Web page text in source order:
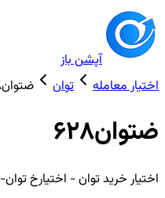
آپشن باز
اختیار معامله
توان ضتوان628
ضتوان628
اختیار خریدتوان- اختیارخ توان-34000-14050629